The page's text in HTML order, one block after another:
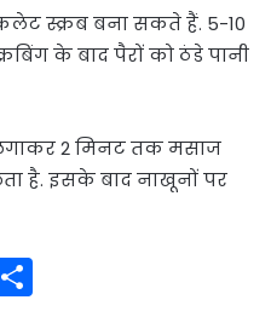
स्क्रब बना सकते हैं. 5-10
के बाद पैरों को ठंडे पानी
2 मिनट तक मसाज
है. इसके बाद नाखूनों पर